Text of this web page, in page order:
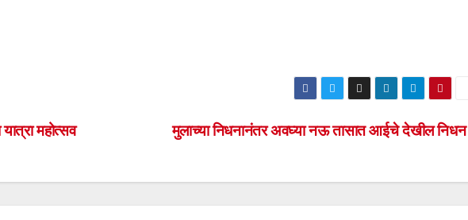
मुलाच्या निधनानंतर अवघ्या नऊ तासात आईचे देखील निधन
महोत्सव